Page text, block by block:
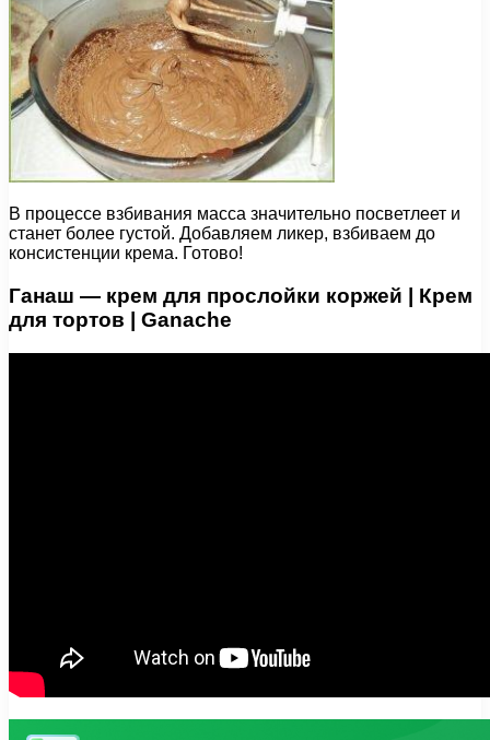
В процессе взбивания масса значительно посветлеет и
станет более густой. Добавляем ликер, взбиваем до
консистенции крема. Готово!
Ганаш — крем для прослойки коржей | Крем
для тортов | Ganache